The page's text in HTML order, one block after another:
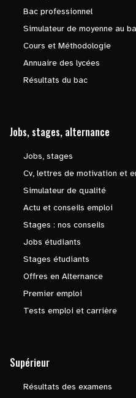
Bac professionnel
Simulateur de moyenne au
Cours et Méthodologie
Annuaire des lycées
Résultats du bac
Jobs, stages, alternance
Jobs, stages
Cv, lettres de motivation et
Simulateur de qualité
Actu et conseils emploi
Stages : nos conseils
Jobs étudiants
Stages étudiants
Offres en Alternance
Premier emploi
Tests emploi et carrière
Supérieur
Résultats des examens